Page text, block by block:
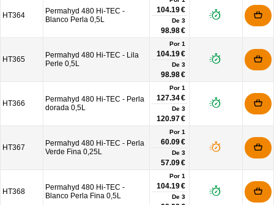
HT364
Permahyd 480 Hi-TEC -
Blanco Perla 0,5L
104.19 €
De 3
98.98 €
HT365
Permahyd 480 Hi-TEC - Lila
Perle 0,5L
Por 1
104.19 €
De 3
98.98 €
HT366
Permahyd 480 Hi-TEC - Perla
dorada 0,5L
Por 1
127.34 €
De 3
120.97 €
HT367
Permahyd 480 Hi-TEC - Perla
Verde Fina 0,25L
Por 1
60.09 €
De 3
57.09 €
HT368
Permahyd 480 Hi-TEC -
Blanco Perla Fina 0,5L
Por 1
104.19 €
De 3